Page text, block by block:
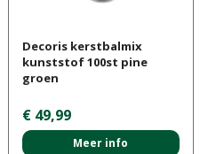
Decoris kerstbalmix
kunststof 100st pine
groen
€ 49,99
Meer info